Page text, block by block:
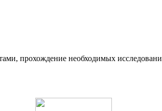
прохождение необходимых